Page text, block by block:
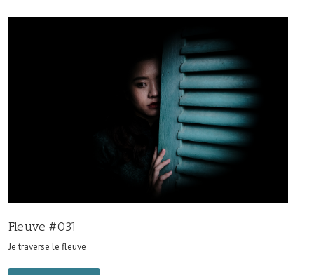
Fleuve #031
Je traverse le fleuve